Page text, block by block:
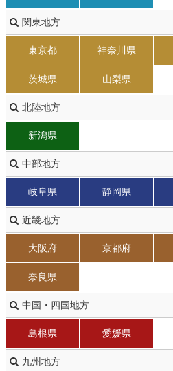
関東地方
東京都 神奈川県
茨城県 山梨県
北陸地方
新潟県
中部地方
岐阜県 静岡県
近畿地方
大阪府 京都府
奈良県
中国・四国地方
島根県 愛媛県
九州地方